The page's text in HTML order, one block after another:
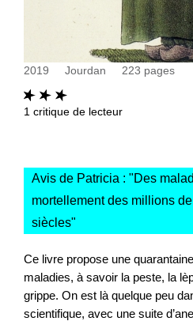
2019 Jourdan 223 pages
1 critique de lecteur
Avis de Patricia : "Des
mortellement des millions
siècles"
Ce livre propose une
maladies, à savoir la peste, la
grippe. On est là quelque peu
scientifique, avec une suite